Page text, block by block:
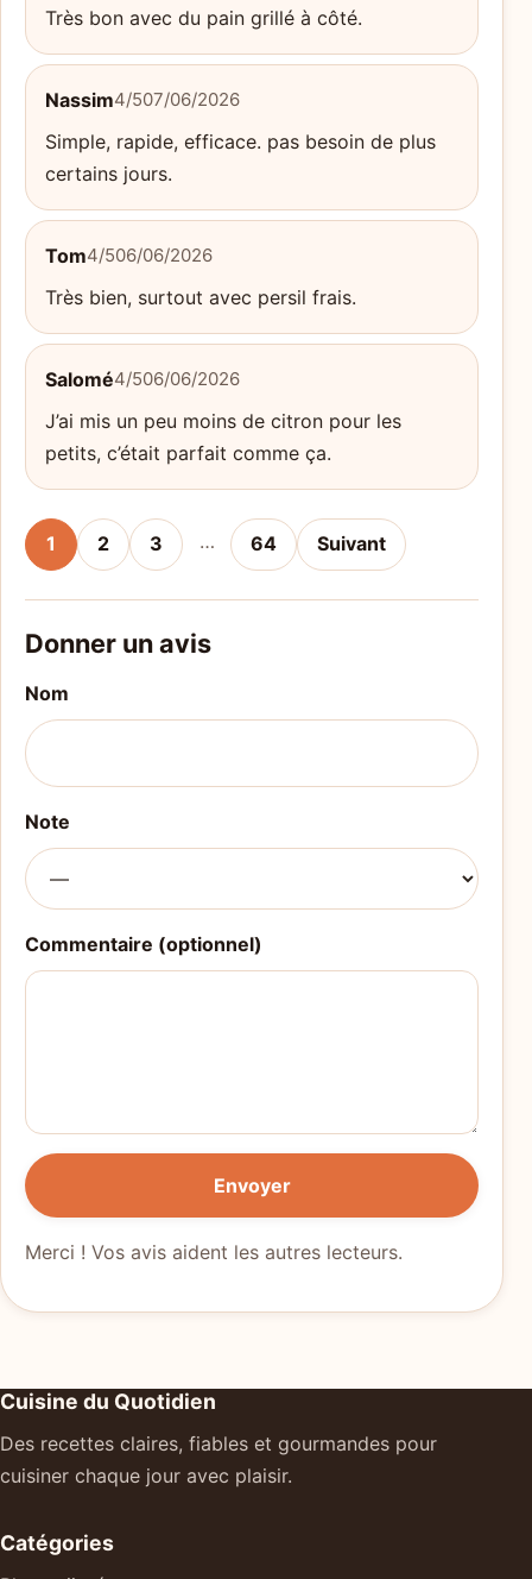
Très bon avec du pain grillé à côté.
Nassim4/507/06/2026
Simple, rapide, efficace. pas besoin de plus
certains jours.
Tom4/506/06/2026
Très bien, surtout avec persil frais.
Salomé4/506/06/2026
J’ai mis un peu moins de citron pour les
petits, c’était parfait comme ça.
1 2 3 … 64 Suivant
Donner un avis
Nom
Note
Commentaire (optionnel)
Envoyer
Merci ! Vos avis aident les autres lecteurs.
Cuisine du Quotidien
Des recettes claires, fiables et gourmandes pour
cuisiner chaque jour avec plaisir.
Catégories